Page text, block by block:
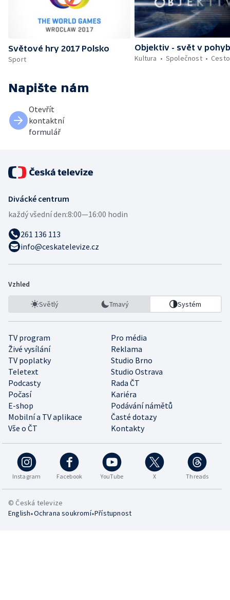
Světové hry 2017 Polsko
Sport
Objektiv - svět v
Kultura
Společnost
Napište nám
Otevřít
kontaktní
formulář
Divácké centrum
každý všední den:8:00—16:00 hodin
261 136 113
info@ceskatelevize.cz
Vzhled
Světlý Tmavý Systém
TV program
Pro média
Živé vysílání
Reklama
TV poplatky
Studio Brno
Teletext
Studio Ostrava
Podcasty
Rada ČT
Počasí
Kariéra
E-shop
Podávání námětů
Mobilní a TV aplikace
Časté dotazy
Vše o ČT
Kontakty
Instagram Facebook YouTube X Threads
© Česká televize
English•Ochrana soukromí•Přístupnost